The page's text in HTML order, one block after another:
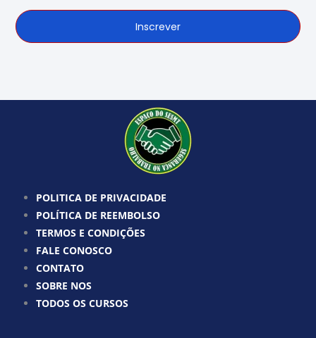
Inscrever
POLITICA DE PRIVACIDADE
POLÍTICA DE REEMBOLSO
TERMOS E CONDIÇÕES
FALE CONOSCO
CONTATO
SOBRE NOS
TODOS OS CURSOS